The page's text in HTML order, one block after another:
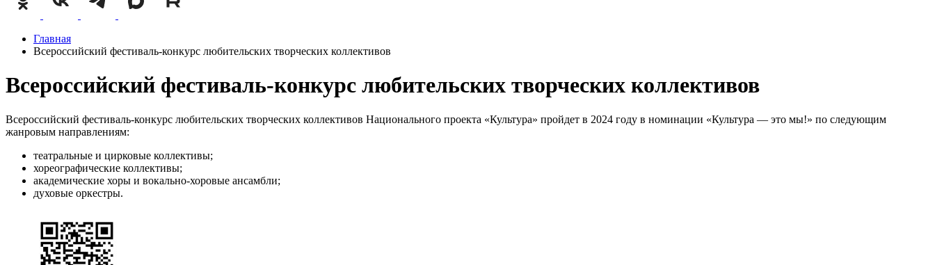
Главная
Всероссийский фестиваль-конкурс любительских творческих коллективов
Всероссийский фестиваль-конкурс любительских творческих коллективов
Всероссийский фестиваль-конкурс любительских творческих коллективов Национального проекта «Культура» пройдет в 2024 году в номинации «Культура — это мы!» по следующим
жанровым направлениям:
театральные и цирковые коллективы;
хореографические коллективы;
академические хоры и вокально-хоровые ансамбли;
духовые оркестры.